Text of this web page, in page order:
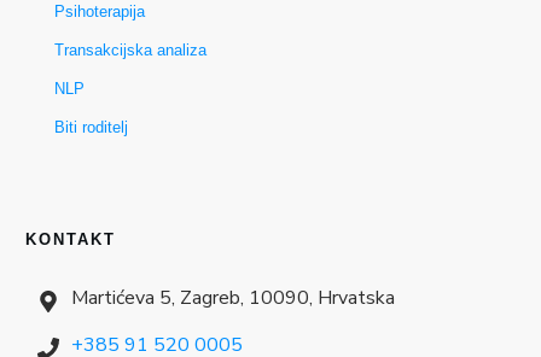
Psihoterapija
Transakcijska analiza
NLP
Biti roditelj
KONTAKT
Martićeva 5, Zagreb, 10090, Hrvatska
+385 91 520 0005